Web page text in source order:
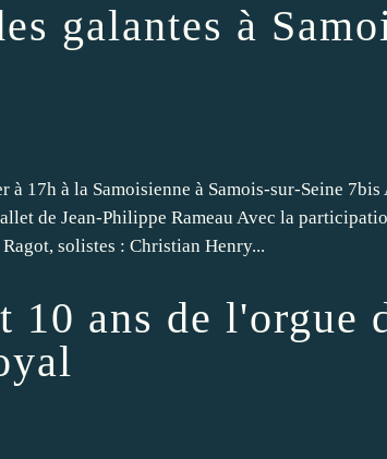
galantes à
à 17h à la Samoisienne à Samois-sur-Seine
de Jean-Philippe Rameau Avec la
solistes : Christian Henry...
10 ans de l'orgue